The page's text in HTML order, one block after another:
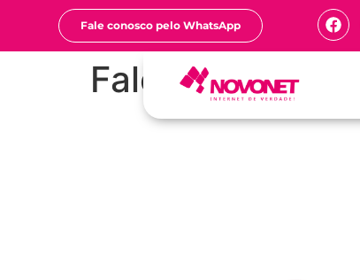
Fale conosco pelo WhatsApp
Fale conosco